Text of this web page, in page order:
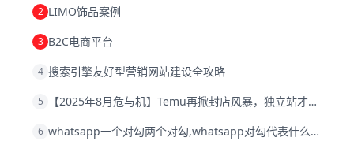
2 LIMO饰品案例
3 B2C电商平台
4 搜索引擎友好型营销网站建设全攻略
5 【2025年8月危与机】Temu再掀封店风暴，独立站才是跨境卖家的避险通道
6 whatsapp一个对勾两个对勾,whatsapp对勾代表什么意思